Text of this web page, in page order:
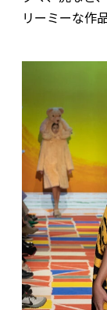
リーミーな作